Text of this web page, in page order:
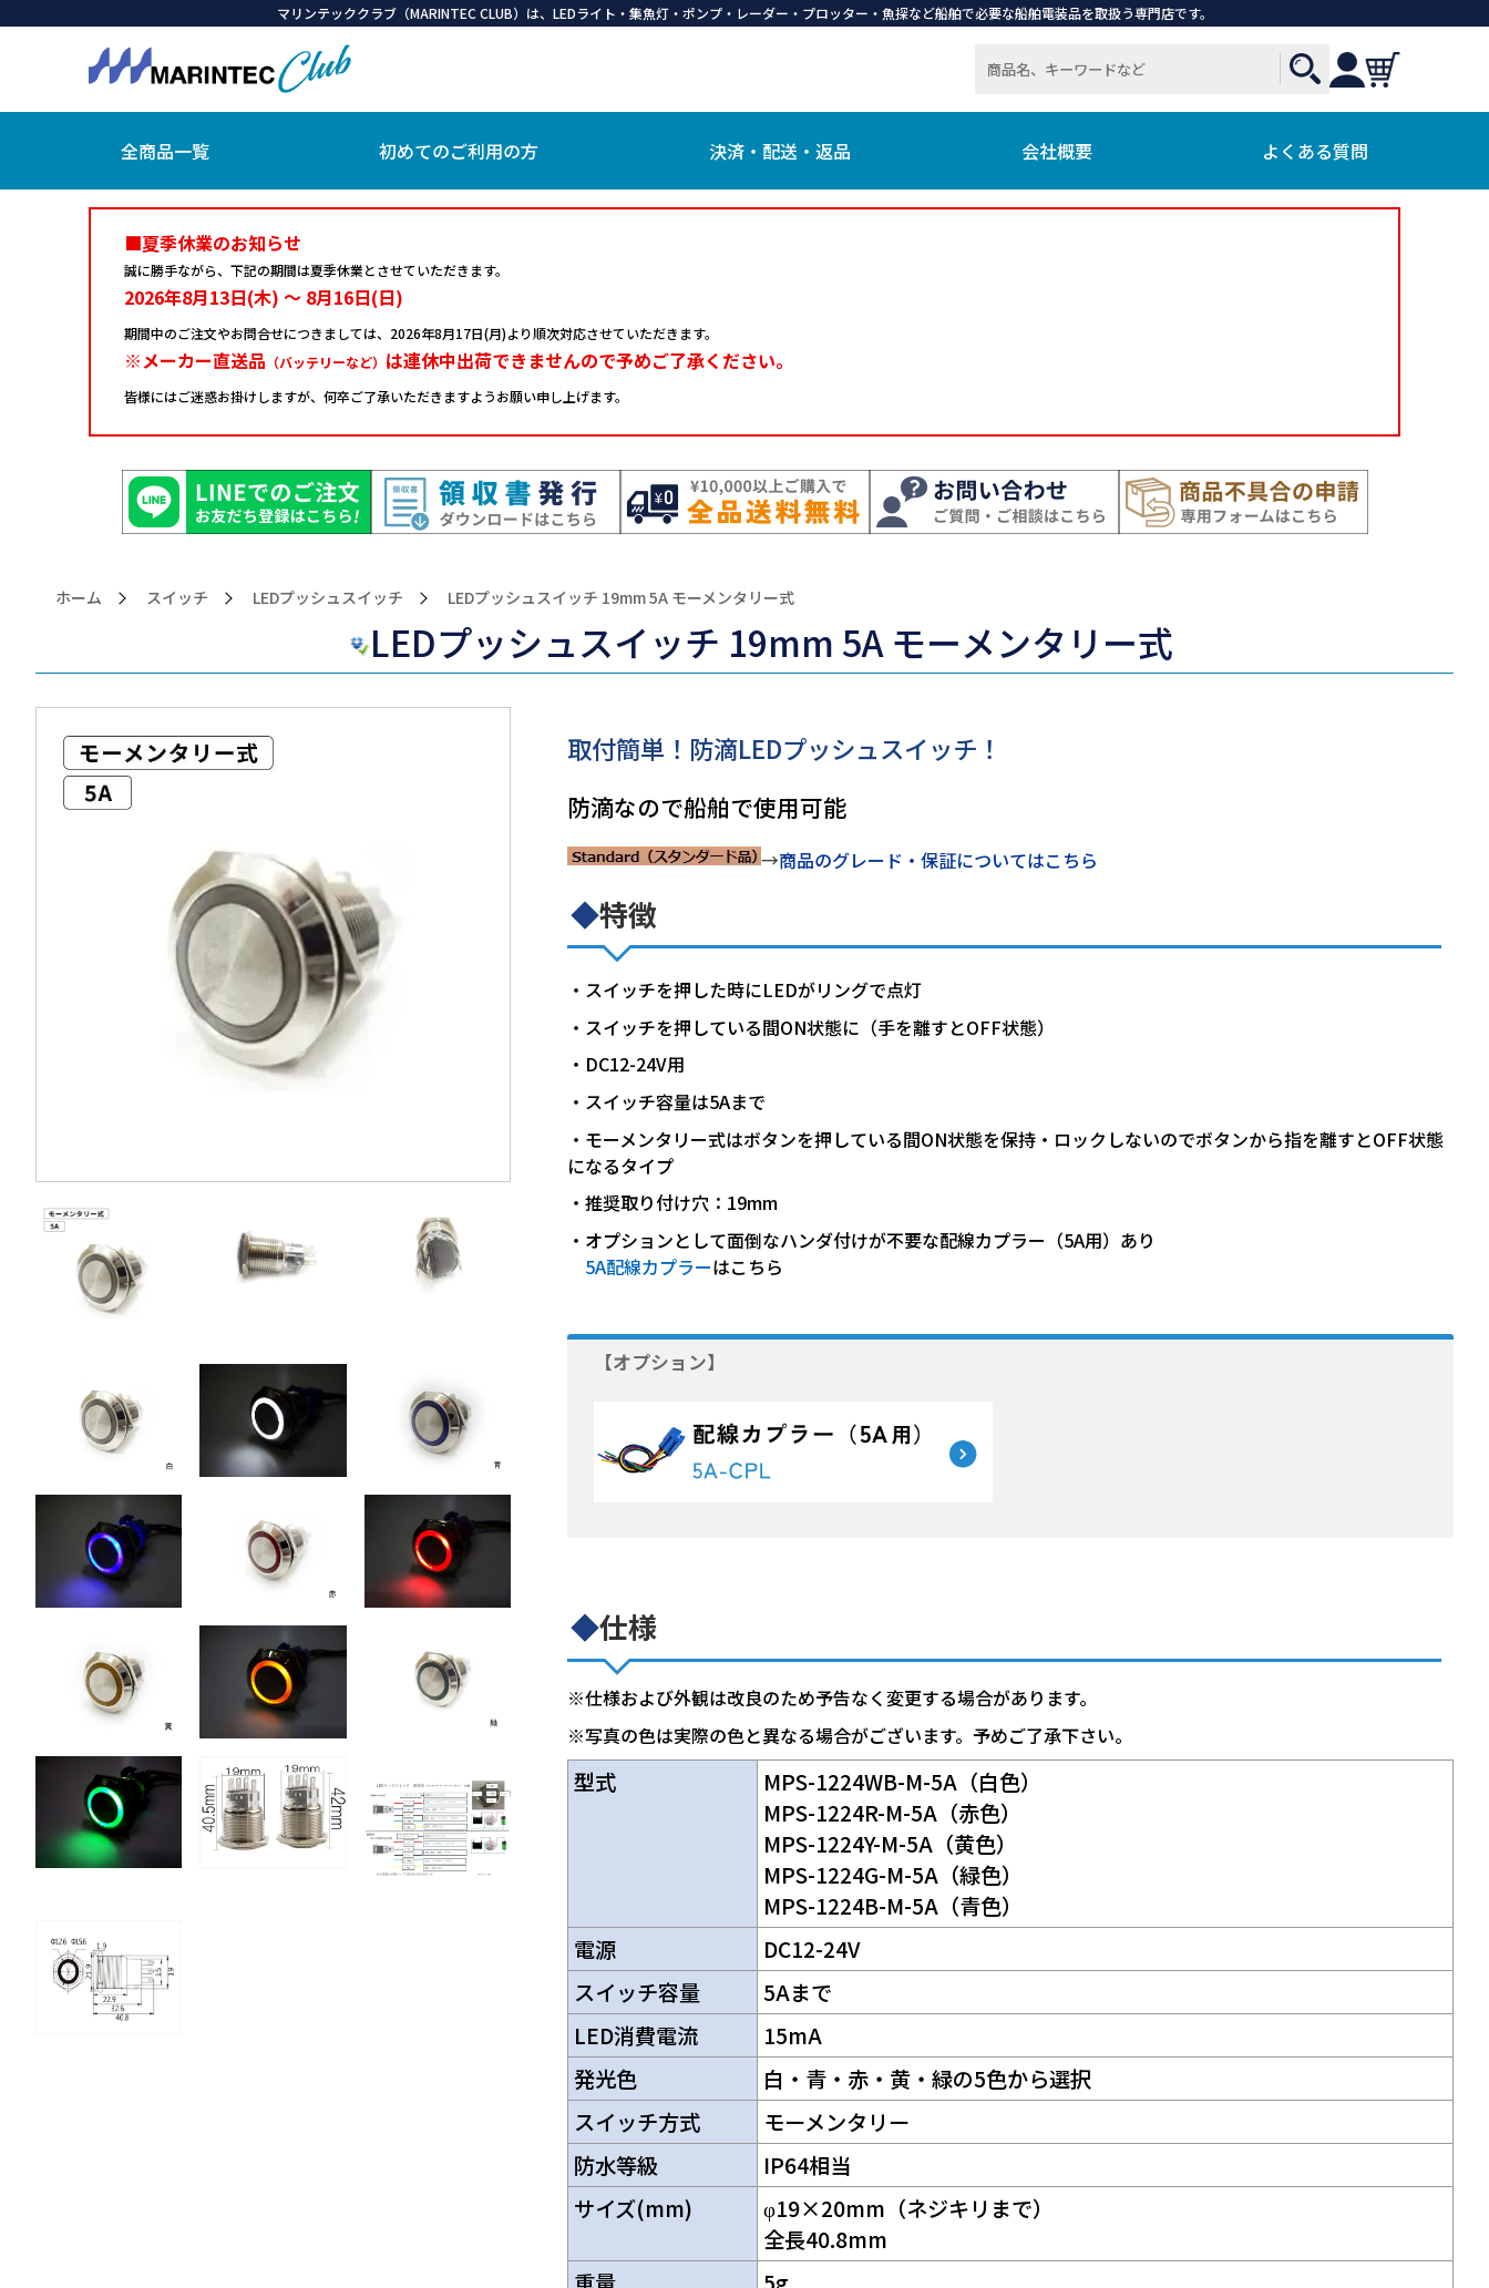
マリンテッククラブ（MARINTEC CLUB）は、LEDライト・集魚灯・ポンプ・レーダー・プロッター・魚探など船舶で必要な船舶電装品を取扱う専門店です。
全商品一覧 初めてのご利用の方 決済・配送・返品 会社概要 よくある質問
■夏季休業のお知らせ
誠に勝手ながら、下記の期間は夏季休業とさせていただきます。
2026年8月13日(木) ～ 8月16日(日)
期間中のご注文やお問合せにつきましては、 2026年8月17日(月)より順次対応させていただきます。
※メーカー直送品 （バッテリーなど） は連休中出荷できませんので予めご了承ください。
皆様にはご迷惑お掛けしますが、何卒ご了承いただきますようお願い申し上げます。
ホーム スイッチ LEDプッシュスイッチ >LEDプッシュスイッチ 19mm 5A モーメンタリー式
LEDプッシュスイッチ 19mm 5A モーメンタリー式
取付簡単！防滴LEDプッシュスイッチ！
防滴なので船舶で使用可能
→商品のグレード・保証についてはこちら
◆特徴
・スイッチを押した時にLEDがリングで点灯
・スイッチを押している間ON状態に（手を離すとOFF状態）
・DC12-24V用
・スイッチ容量は5Aまで
・モーメンタリー式はボタンを押している間ON状態を保持・ロックしないのでボタンから指を離すとOFF状態
になるタイプ
・推奨取り付け穴：19mm
・オプションとして面倒なハンダ付けが不要な配線カプラー（5A用）あり
5A配線カプラーはこちら
【オプション】
◆仕様
※仕様および外観は改良のため予告なく変更する場合があります。
※写真の色は実際の色と異なる場合がございます。予めご了承下さい。
型式
MPS-1224WB-M-5A（白色）
MPS-1224R-M-5A（赤色）
MPS-1224Y-M-5A（黄色）
MPS-1224G-M-5A（緑色）
MPS-1224B-M-5A（青色）
電源
DC12-24V
スイッチ容量
5Aまで
LED消費電流
15mA
発光色
白・青・赤・黄・緑の5色から選択
スイッチ方式
モーメンタリー
防水等級
IP64相当
サイズ(mm)
φ19×20mm（ネジキリまで）
全長40.8mm